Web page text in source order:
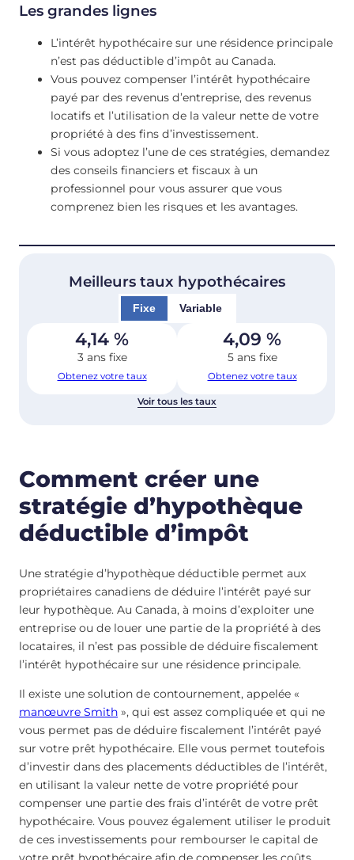
Les grandes lignes
L’intérêt hypothécaire sur une résidence principale
n’est pas déductible d’impôt au Canada.
Vous pouvez compenser l’intérêt hypothécaire
payé par des revenus d’entreprise, des revenus
locatifs et l’utilisation de la valeur nette de votre
propriété à des fins d’investissement.
Si vous adoptez l’une de ces stratégies, demandez
des conseils financiers et fiscaux à un
professionnel pour vous assurer que vous
comprenez bien les risques et les avantages.
Meilleurs taux hypothécaires
Fixe Variable
4,14 %
3 ans fixe
Obtenez votre taux
4,09 %
5 ans fixe
Obtenez votre taux
Voir tous les taux
Comment créer une
stratégie d’hypothèque
déductible d’impôt
Une stratégie d’hypothèque déductible permet aux
propriétaires canadiens de déduire l’intérêt payé sur
leur hypothèque. Au Canada, à moins d’exploiter une
entreprise ou de louer une partie de la propriété à des
locataires, il n’est pas possible de déduire fiscalement
l’intérêt hypothécaire sur une résidence principale.
Il existe une solution de contournement, appelée «
manœuvre Smith », qui est assez compliquée et qui ne
vous permet pas de déduire fiscalement l’intérêt payé
sur votre prêt hypothécaire. Elle vous permet toutefois
d’investir dans des placements déductibles de l’intérêt,
en utilisant la valeur nette de votre propriété pour
compenser une partie des frais d’intérêt de votre prêt
hypothécaire. Vous pouvez également utiliser le produit
de ces investissements pour rembourser le capital de